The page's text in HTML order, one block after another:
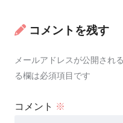
コメントを残す
メールアドレスが公開され
る欄は必須項目です
コメント ※